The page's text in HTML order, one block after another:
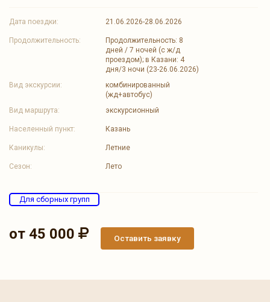
Дата поездки: 21.06.2026-28.06.2026
Продолжительность:
Продолжительность: 8
дней / 7 ночей (с ж/д
проездом); в Казани: 4
дня/3 ночи (23-26.06.2026)
Вид экскурсии:
комбинированный
(жд+автобус)
Вид маршрута:
экскурсионный
Населенный пункт: Казань
Каникулы: Летние
Сезон: Лето
Для сборных групп
от 45 000 Оставить заявку